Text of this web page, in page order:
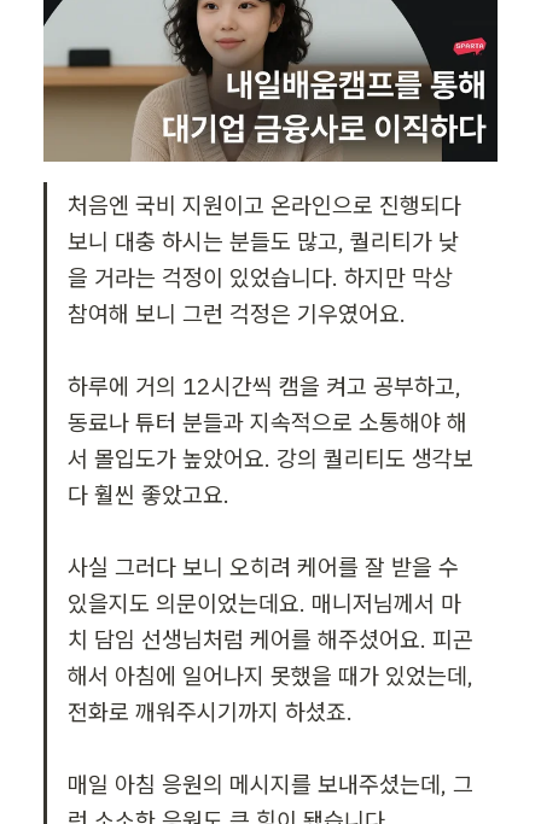
처음엔 국비 지원이고 온라인으로 진행되다
보니 대충 하시는 분들도 많고, 퀄리티가 낮
을 거라는 걱정이 있었습니다. 하지만 막상
참여해 보니 그런 걱정은 기우였어요.
하루에 거의 12시간씩 캠을 켜고 공부하고,
동료나 튜터 분들과 지속적으로 소통해야 해
서 몰입도가 높았어요. 강의 퀄리티도 생각보
다 훨씬 좋았고요.
사실 그러다 보니 오히려 케어를 잘 받을 수
있을지도 의문이었는데요. 매니저님께서 마
치 담임 선생님처럼 케어를 해주셨어요. 피곤
해서 아침에 일어나지 못했을 때가 있었는데,
전화로 깨워주시기까지 하셨죠.
매일 아침 응원의 메시지를 보내주셨는데, 그